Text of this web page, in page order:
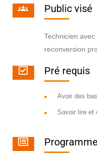
Public visé
Technicien
reconversion
Pré requis
Avoir des
Savoir lire et